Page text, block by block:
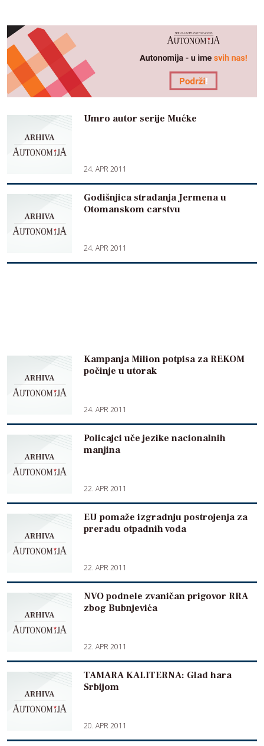
Umro autor serije Mućke
24. APR 2011
Godišnjica stradanja Jermena u
Otomanskom carstvu
24. APR 2011
Kampanja Milion potpisa za REKOM
počinje u utorak
24. APR 2011
Policajci uče jezike nacionalnih
manjina
22. APR 2011
EU pomaže izgradnju postrojenja za
preradu otpadnih voda
22. APR 2011
NVO podnele zvaničan prigovor RRA
zbog Bubnjevića
22. APR 2011
TAMARA KALITERNA: Glad hara
Srbijom
20. APR 2011